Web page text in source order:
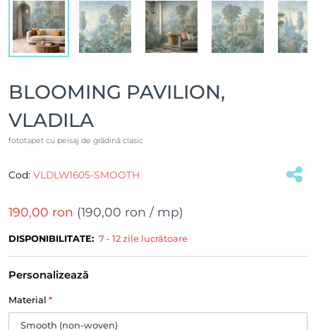
BLOOMING PAVILION,
VLADILA
fototapet cu peisaj de grădină clasic
Cod: VLDLW1605-SMOOTH
190,00 ron (190,00 ron / mp)
DISPONIBILITATE: 7 - 12 zile lucrătoare
Personalizează
Material *